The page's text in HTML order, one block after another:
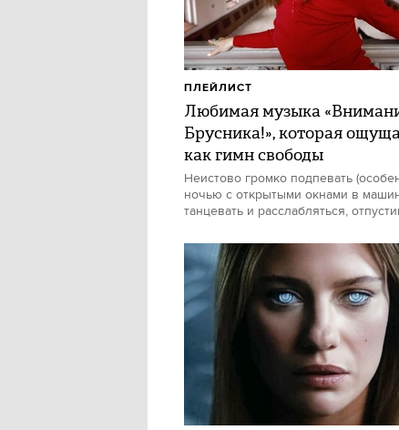
Любимая музыка
Брусника!», которая
как гимн свободы
Неистово громко подпевать
ночью с открытыми окнами в
танцевать и расслабляться,
ПЛЕЙЛИСТ